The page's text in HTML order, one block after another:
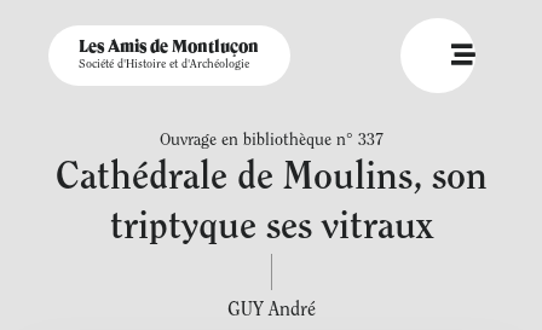
Les Amis de Montluçon
Société d'Histoire et d'Archéologie
Ouvrage en bibliothèque n° 337
Cathédrale de Moulins, son
triptyque ses vitraux
GUY André